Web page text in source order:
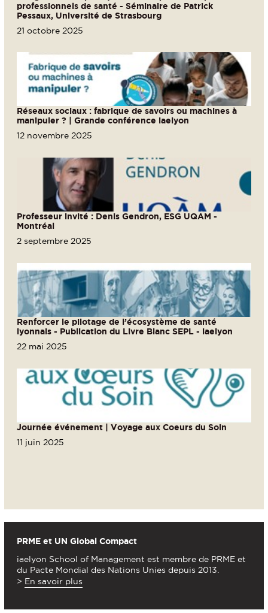
professionnels de santé - Séminaire de Patrick
Pessaux, Université de Strasbourg
21 octobre 2025
Réseaux sociaux : fabrique de savoirs ou machines à
manipuler ? | Grande conférence iaelyon
12 novembre 2025
Professeur invité : Denis Gendron, ESG UQAM -
Montréal
2 septembre 2025
Renforcer le pilotage de l’écosystème de santé
lyonnais - Publication du Livre Blanc SEPL - iaelyon
22 mai 2025
Journée événement | Voyage aux Coeurs du Soin
11 juin 2025
PRME et UN Global Compact
iaelyon School of Management est membre de PRME et
du Pacte Mondial des Nations Unies depuis 2013.
> En savoir plus